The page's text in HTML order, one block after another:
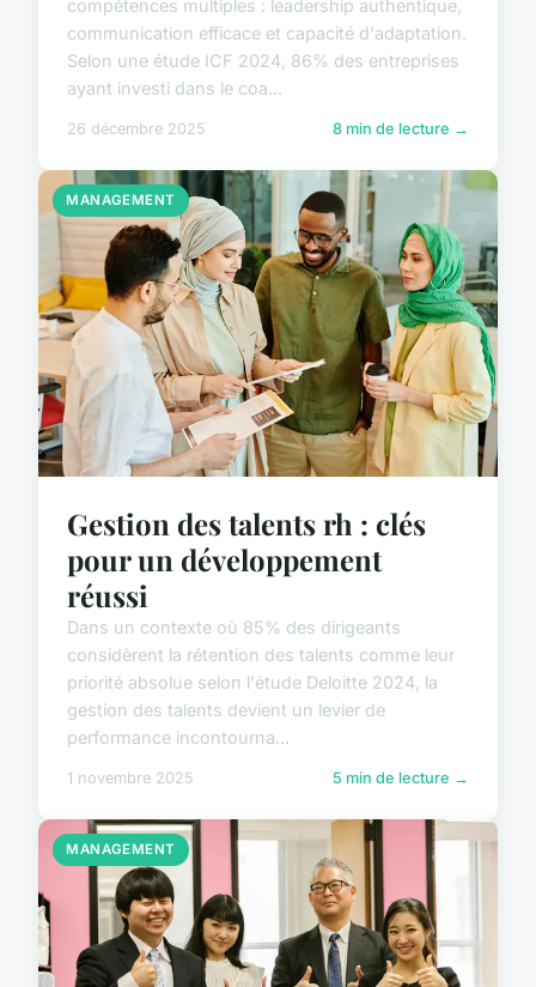
compétences multiples : leadership authentique,
communication efficace et capacité d'adaptation.
Selon une étude ICF 2024, 86% des entreprises
ayant investi dans le coa...
26 décembre 2025 8 min de lecture →
MANAGEMENT
Gestion des talents rh : clés
pour un développement
réussi
Dans un contexte où 85% des dirigeants
considèrent la rétention des talents comme leur
priorité absolue selon l'étude Deloitte 2024, la
gestion des talents devient un levier de
performance incontourna...
1 novembre 2025 5 min de lecture →
MANAGEMENT